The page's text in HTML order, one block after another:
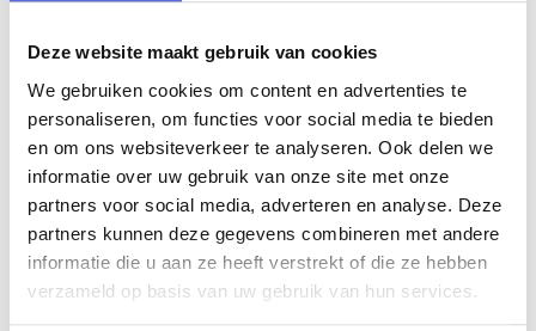
Deze website maakt gebruik van cookies
We gebruiken cookies om content en advertenties te
personaliseren, om functies voor social media te bieden
en om ons websiteverkeer te analyseren. Ook delen we
informatie over uw gebruik van onze site met onze
partners voor social media, adverteren en analyse. Deze
partners kunnen deze gegevens combineren met andere
informatie die u aan ze heeft verstrekt of die ze hebben
verzameld op basis van uw gebruik van hun services.
Zwart Wit
Zoet 30 gram
Van Vliet